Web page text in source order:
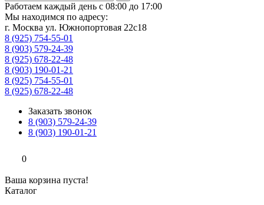
Работаем каждый день с 08:00 до 17:00
Мы находимся по адресу:
г. Москва ул. Южнопортовая 22с18
8 (925) 754-55-01
8 (903) 579-24-39
8 (925) 678-22-48
8 (903) 190-01-21
8 (925) 754-55-01
8 (925) 678-22-48
Заказать звонок
8 (903) 579-24-39
8 (903) 190-01-21
0
Ваша корзина пуста!
Каталог